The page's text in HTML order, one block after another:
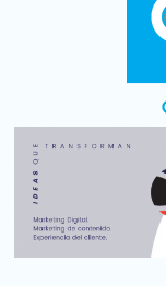
Vacaciones de
turístico: 4,6
Fuerte caída de la